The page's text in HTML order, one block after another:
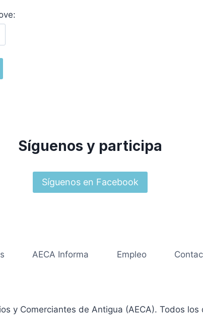
Síguenos y participa
Síguenos en Facebook
AECA Informa Empleo
y Comerciantes de Antigua (AECA). Todos los